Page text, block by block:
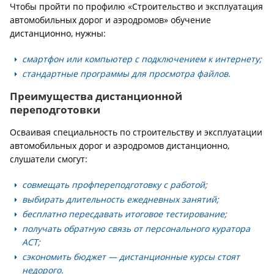
Чтобы пройти по профилю «Строительство и эксплуатация
автомобильных дорог и аэродромов» обучение
дистанционно, нужны:
смартфон или компьютер с подключением к интернету;
стандартные программы для просмотра файлов.
Преимущества дистанционной
переподготовки
Осваивая специальность по строительству и эксплуатации
автомобильных дорог и аэродромов дистанционно,
слушатели смогут:
совмещать профпереподготовку с работой;
выбирать длительность ежедневных занятий;
бесплатно пересдавать итоговое тестирование;
получать обратную связь от персонального куратора
АСТ;
сэкономить бюджет — дистанционные курсы стоят
недорого.